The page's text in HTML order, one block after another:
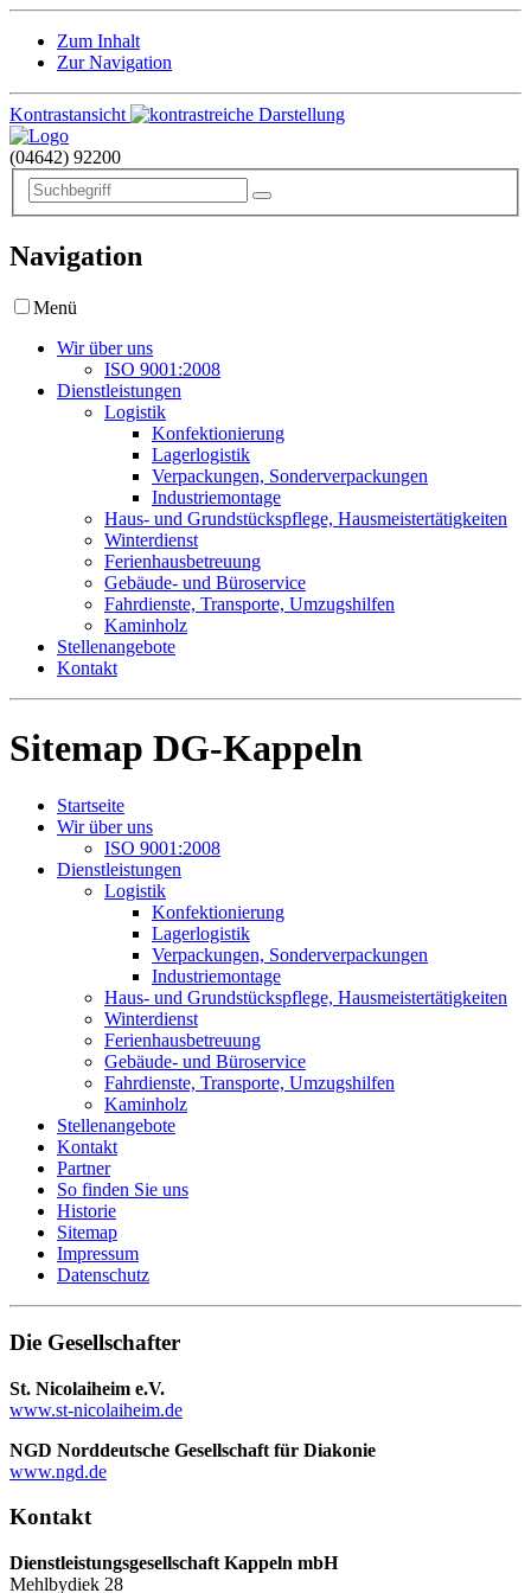
Zum Inhalt
Zur Navigation
Kontrastansicht
(04642) 92200
Navigation
Menü
Wir über uns
ISO 9001:2008
Dienstleistungen
Logistik
Konfektionierung
Lagerlogistik
Verpackungen, Sonderverpackungen
Industriemontage
Haus- und Grundstückspflege, Hausmeistertätigkeiten
Winterdienst
Ferienhausbetreuung
Gebäude- und Büroservice
Fahrdienste, Transporte, Umzugshilfen
Kaminholz
Stellenangebote
Kontakt
Sitemap DG-Kappeln
Startseite
Wir über uns
ISO 9001:2008
Dienstleistungen
Logistik
Konfektionierung
Lagerlogistik
Verpackungen, Sonderverpackungen
Industriemontage
Haus- und Grundstückspflege, Hausmeistertätigkeiten
Winterdienst
Ferienhausbetreuung
Gebäude- und Büroservice
Fahrdienste, Transporte, Umzugshilfen
Kaminholz
Stellenangebote
Kontakt
Partner
So finden Sie uns
Historie
Sitemap
Impressum
Datenschutz
Die Gesellschafter
St. Nicolaiheim e.V.
www.st-nicolaiheim.de
NGD Norddeutsche Gesellschaft für Diakonie
www.ngd.de
Kontakt
Dienstleistungsgesellschaft Kappeln mbH
Mehlbydiek 28